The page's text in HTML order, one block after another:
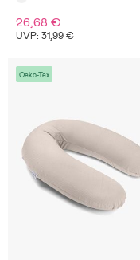
26,68 €
UVP: 31,99 €
Oeko-Tex